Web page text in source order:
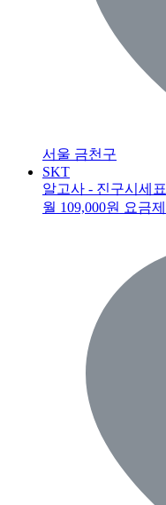
서울 금천구
SKT
알고사 - 진구시세표
월 109,000원 요금제